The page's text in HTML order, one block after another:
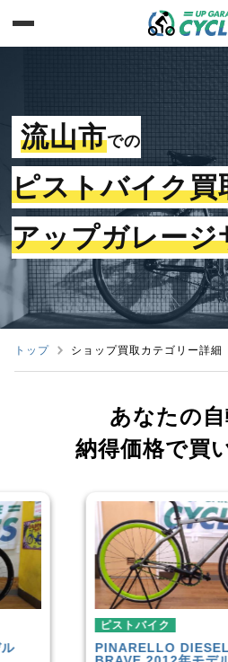
流山市での
ピストバイク買
アップガレージ
トップ ショップ買取カテゴリー詳細
あなたの自
納得価格で買
ピストバイク
LEADER721TR